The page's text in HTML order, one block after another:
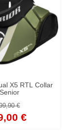
X5 RTL Collar
Senior
€
€